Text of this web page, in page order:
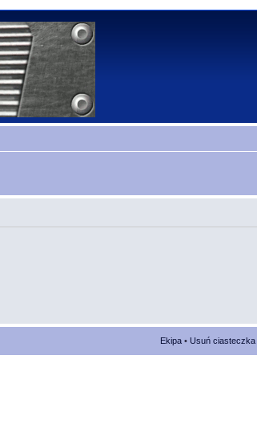
Ekipa • Usuń ciasteczka